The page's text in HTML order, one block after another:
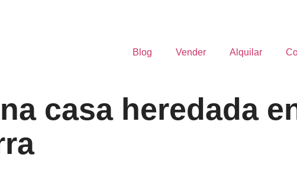
Blog Vender Alquilar
casa heredada